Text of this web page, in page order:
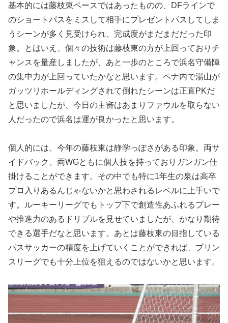
基本的には藤枝東ペースではあったものの、DFラインで
のショートパスをミスして相手にプレゼントパスしてしま
うシーンが多く見受けられ、完成度がまだまだだった印
象。とはいえ、個々の技術は藤枝東の方が上回っておりチ
ャンスを量産しましたが、あと一歩のところで浜名守備陣
の集中力が上回っていたかなと思います。ペナ内で湯山が
ガッツリホールディングされて倒れたシーンは正直PKだ
と思いましたが、今日の主審はあまりファウルを取らない
人だったので浜名は運が良かったと思います。
個人的には、今年の藤枝東は静学っぽさがある印象。両サ
イドバック、両WGともに個人技を持っておりガンガン仕
掛けることができます。その中でも特に1年生の泉は高卒
プロ入りあるんじゃないかと思わされるレベルに上手いで
す。ルーキーリーグでもトップ下で創造性あふれるプレー
や推進力のあるドリブルを見せていましたが、かなり期待
できる選手だなと思います。あとは藤枝東の目指している
パスサッカーの精度を上げていくことができれば、プリン
スリーグでも十分上位を狙えるのではないかと思います。